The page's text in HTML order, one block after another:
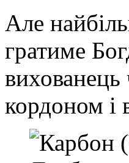
Але
гратиме
вихованець
кордоном